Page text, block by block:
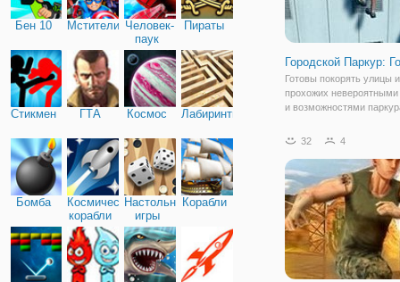
Бен 10 Мстители Человек-
паук
Пираты
Стикмен ГТА Космос Лабиринты
Бомба
Космические
корабли
Настольные
игры
Корабли
Городской Паркур:
Готовы покорять улицы
прохожих
и возможностями
игру "Городской Паркур:
в жанре "бегалки" и
32 4